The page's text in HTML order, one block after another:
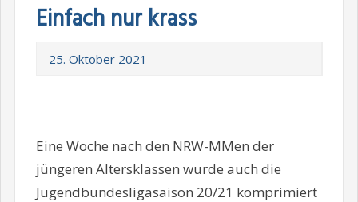
Einfach nur krass
25. Oktober 2021
Eine Woche nach den NRW-MMen der
jüngeren Altersklassen wurde auch die
Jugendbundesligasaison 20/21 komprimiert